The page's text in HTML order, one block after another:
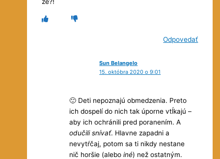
Odpovedať
Sun Belangelo
15. októbra 2020 o 9:01
🙂 Deti nepoznajú obmedzenia. Preto
ich dospelí do nich tak úporne vtĺkajú –
aby ich ochránili pred poranením. A
odučili snívať. Hlavne zapadni a
nevytŕčaj, potom sa ti nikdy nestane
nič horšie (alebo iné) než ostatným.